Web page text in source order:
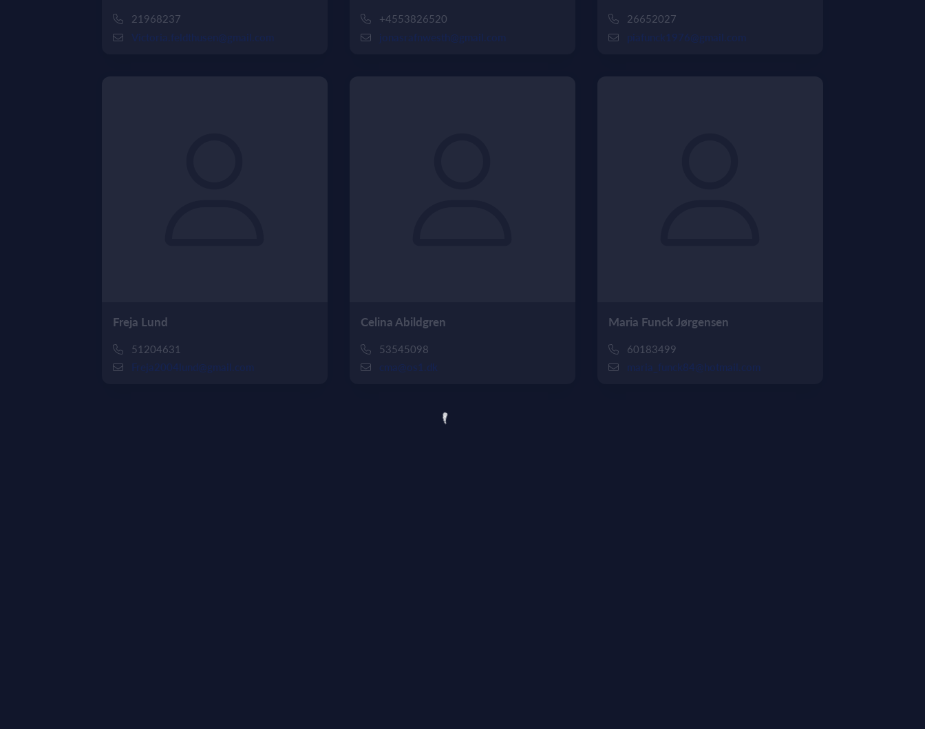
21968237
Victoria.feldthusen@gmail.com
+4553826520
jonasrafnwesth@gmail.com
26652027
piafunck1976@gmail.com
Freja Lund
51204631
Freja2004lund@gmail.com
Celina Abildgren
53545098
cma@os1.dk
Maria Funck Jørgensen
60183499
maria_funck84@hotmail.com